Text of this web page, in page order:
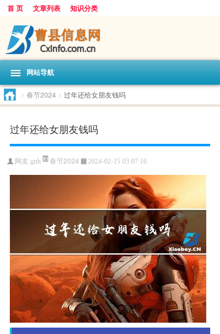
首 页 文章列表 知识分类
网站导航
> 春节2024 > 过年还给女朋友钱吗
过年还给女朋友钱吗
网友:gnh 春节2024 2024-02-15 03:07:16